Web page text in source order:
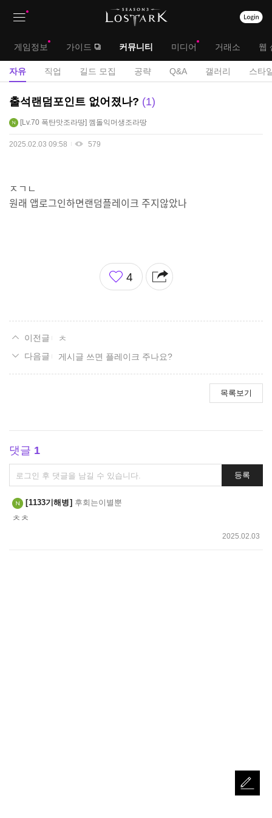
대
메
뉴
게임정보 가이드 커뮤니티 미디어 거래소 웹
서
자유 직업 길드 모집 공략 Q&A 갤러리 스타
자
게
출석랜덤포인트 없어졌나? 1
Lv.70 폭탄맛조라땅 껨돌익머생조라땅
2025.02.03 09:58 579
ㅈㄱㄴ
원래 앱로그인하면랜덤플레이크 주지않았나
좋
아
4
ㅊ
게시글 쓰면 플레이크 주나요?
목록보기
댓글 1
댓
글
쓰
기
등록
1133기해병 후회는이별뿐
ㅊㅊ
2025.02.03